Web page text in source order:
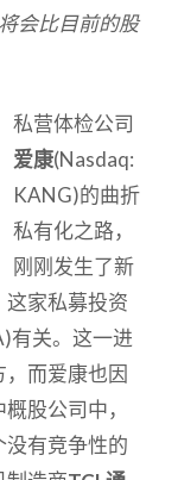
会比目前的股
私营体检公司
爱康(Nasdaq:
KANG)的曲折
私有化之路，
刚刚发生了新
家私募投资
有关。这一进
而爱康也因
股公司中，
有竞争性的